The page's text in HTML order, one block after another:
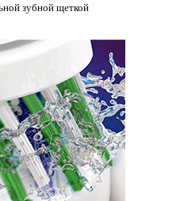
зубной щеткой